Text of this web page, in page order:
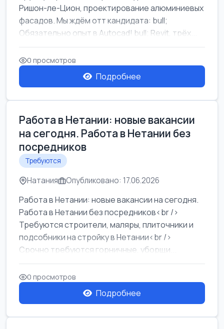
Ришон-ле-Цион, проектирование алюминиевых
фасадов. Мы ждём отт кандидата: bull;
Обязательно опыт в Autocad! bull; Revit, трёх...
0 просмотров
Подробнее
Работа в Нетании: новые вакансии
на сегодня. Работа в Нетании без
посредников
Требуются
Натания Опубликовано: 17.06.2026
Работа в Нетании: новые вакансии на сегодня.
Работа в Нетании без посредников<br />
Требуются строители, маляры, плиточники и
подсобники на стройку в Нетании<br />
Срочно требуются горничные, уборщи...
0 просмотров
Подробнее